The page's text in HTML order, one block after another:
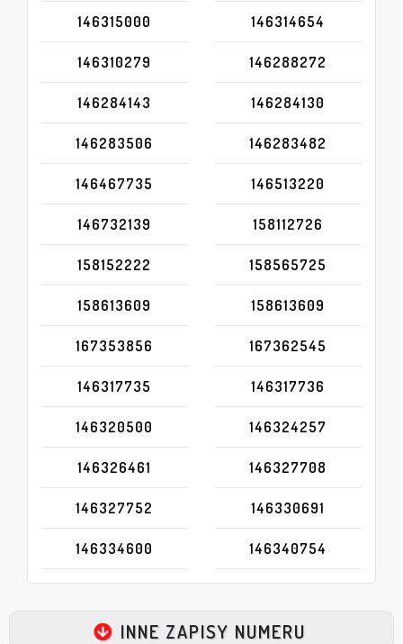
146315000 146314654
146310279 146288272
146284143 146284130
146283506 146283482
146467735 146513220
146732139 158112726
158152222 158565725
158613609 158613609
167353856 167362545
146317735 146317736
146320500 146324257
146326461 146327708
146327752 146330691
146334600 146340754
INNE ZAPISY NUMERU